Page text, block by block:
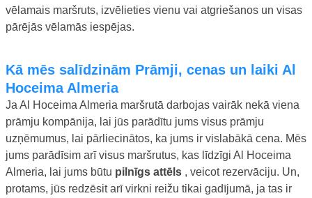
vēlamais maršruts, izvēlieties vienu vai atgriešanos un visas
pārējās vēlamās iespējas.
Kā mēs salīdzinām Prāmji, cenas un laiki Al
Hoceima Almeria
Ja Al Hoceima Almeria maršrutā darbojas vairāk nekā viena
prāmju kompānija, lai jūs parādītu jums visus prāmju
uzņēmumus, lai pārliecinātos, ka jums ir vislabākā cena. Mēs
jums parādīsim arī visus maršrutus, kas līdzīgi Al Hoceima
Almeria, lai jums būtu pilnīgs attēls , veicot rezervāciju. Un,
protams, jūs redzēsit arī virkni reižu tikai gadījumā, ja tas ir